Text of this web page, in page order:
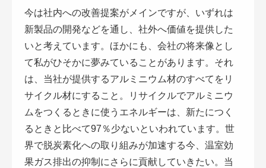
今は社内への改善提案がメインですが、いずれは
新製品の開発などを通し、社外へ価値を提供した
いと考えています。ほかにも、会社の将来像とし
て私がひそかに夢みていることがあります。それ
は、当社が提供するアルミニウム材のすべてをリ
サイクル材にすること。リサイクルでアルミニウ
ムをつくるときに使うエネルギーは、新たにつく
るときと比べて97％少ないといわれています。世
界で脱炭素化への取り組みが加速する今、温室効
果ガス排出の抑制にさらに貢献していきたい。当